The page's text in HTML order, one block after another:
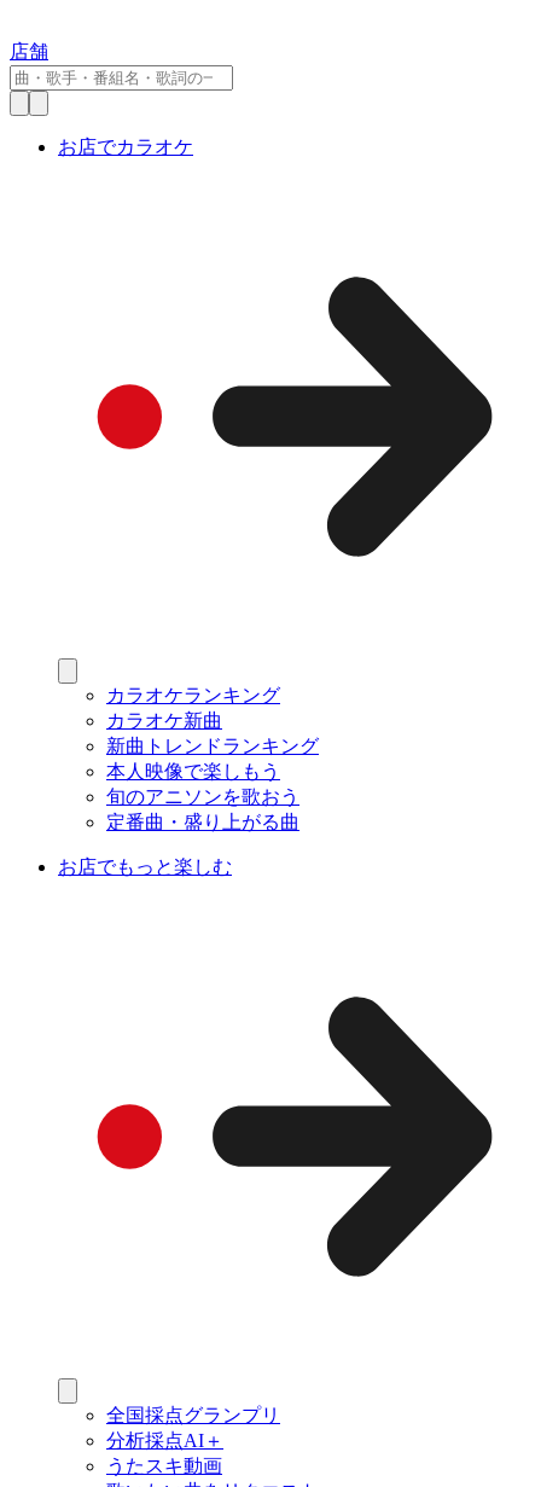
店舗
お店でカラオケ
カラオケランキング
カラオケ新曲
新曲トレンドランキング
本人映像で楽しもう
旬のアニソンを歌おう
定番曲・盛り上がる曲
お店でもっと楽しむ
全国採点グランプリ
分析採点AI＋
うたスキ動画